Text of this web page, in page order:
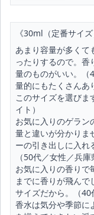
《30ml（定番サイズ
あまり容量が多くて
ったりするので。香
量のものがいい。（
量的にもたくさんあ
このサイズを選びま
イト）
お気に入りのゲラン
量と違いが分かりま
ーの引き出しに入れ
（50代／女性／兵庫
お気に入りの香りで
までに香りが飛ん
サイズだから。（40
香水は気分や季節に